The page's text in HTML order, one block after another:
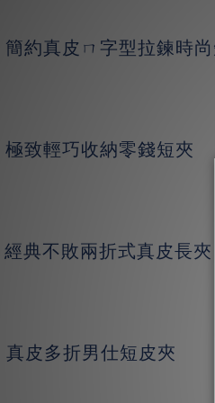
簡約真皮ㄇ字型拉鍊時
極致輕巧收納零錢短夾
經典不敗兩折式真皮長夾
真皮多折男仕短皮夾